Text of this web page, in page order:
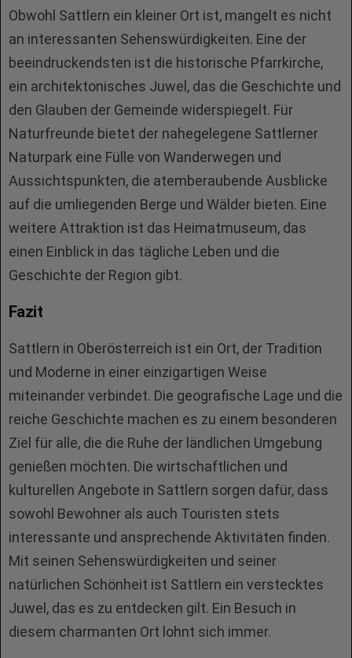
Obwohl Sattlern ein kleiner Ort ist, mangelt es nicht
an interessanten Sehenswürdigkeiten. Eine der
beeindruckendsten ist die historische Pfarrkirche,
ein architektonisches Juwel, das die Geschichte und
den Glauben der Gemeinde widerspiegelt. Für
Naturfreunde bietet der nahegelegene Sattlerner
Naturpark eine Fülle von Wanderwegen und
Aussichtspunkten, die atemberaubende Ausblicke
auf die umliegenden Berge und Wälder bieten. Eine
weitere Attraktion ist das Heimatmuseum, das
einen Einblick in das tägliche Leben und die
Geschichte der Region gibt.
Fazit
Sattlern in Oberösterreich ist ein Ort, der Tradition
und Moderne in einer einzigartigen Weise
miteinander verbindet. Die geografische Lage und die
reiche Geschichte machen es zu einem besonderen
Ziel für alle, die die Ruhe der ländlichen Umgebung
genießen möchten. Die wirtschaftlichen und
kulturellen Angebote in Sattlern sorgen dafür, dass
sowohl Bewohner als auch Touristen stets
interessante und ansprechende Aktivitäten finden.
Mit seinen Sehenswürdigkeiten und seiner
natürlichen Schönheit ist Sattlern ein verstecktes
Juwel, das es zu entdecken gilt. Ein Besuch in
diesem charmanten Ort lohnt sich immer.